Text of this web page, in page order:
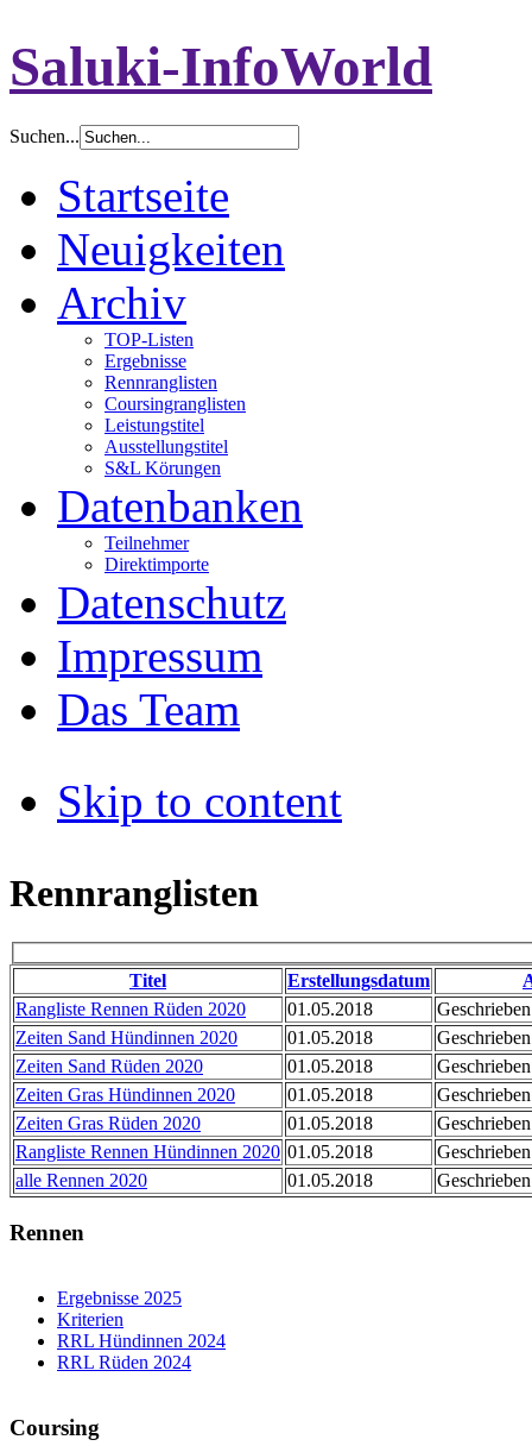
Saluki-InfoWorld
Suchen...
Startseite
Neuigkeiten
Archiv
TOP-Listen
Ergebnisse
Rennranglisten
Coursingranglisten
Leistungstitel
Ausstellungstitel
S&L Körungen
Datenbanken
Teilnehmer
Direktimporte
Datenschutz
Impressum
Das Team
Skip to content
Rennranglisten
Titel Erstellungsdatum
Rangliste Rennen Rüden 2020
01.05.2018
Zeiten Sand Hündinnen 2020
01.05.2018
Zeiten Sand Rüden 2020
01.05.2018
Zeiten Gras Hündinnen 2020
01.05.2018
Zeiten Gras Rüden 2020
01.05.2018
Rangliste Rennen Hündinnen 2020 01.05.2018
alle Rennen 2020
01.05.2018
Rennen
Ergebnisse 2025
Kriterien
RRL Hündinnen 2024
RRL Rüden 2024
Coursing